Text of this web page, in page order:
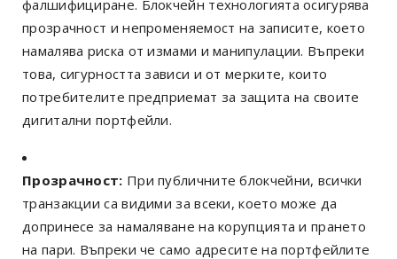
фалшифициране. Блокчейн технологията осигурява
прозрачност и непроменяемост на записите, което
намалява риска от измами и манипулации. Въпреки
това, сигурността зависи и от мерките, които
потребителите предприемат за защита на своите
дигитални портфейли.
Прозрачност: При публичните блокчейни, всички
транзакции са видими за всеки, което може да
допринесе за намаляване на корупцията и прането
на пари. Въпреки че само адресите на портфейлите